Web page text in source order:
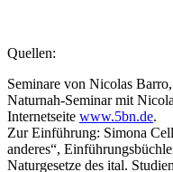
Quellen:
Seminare von Nicolas
Naturnah-Seminar mit
Internetseite www.5bn.de.
Zur Einführung: Simona
anderes“,
Naturgesetze des ital.